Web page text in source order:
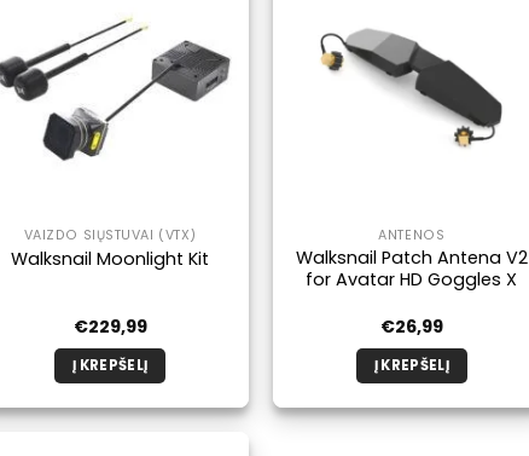
VAIZDO SIŲSTUVAI (VTX)
Walksnail Moonlight Kit
€229,99
Į KREPŠELĮ
ANTENOS
Walksnail Patch Antena V2
for Avatar HD Goggles X
€26,99
Į KREPŠELĮ